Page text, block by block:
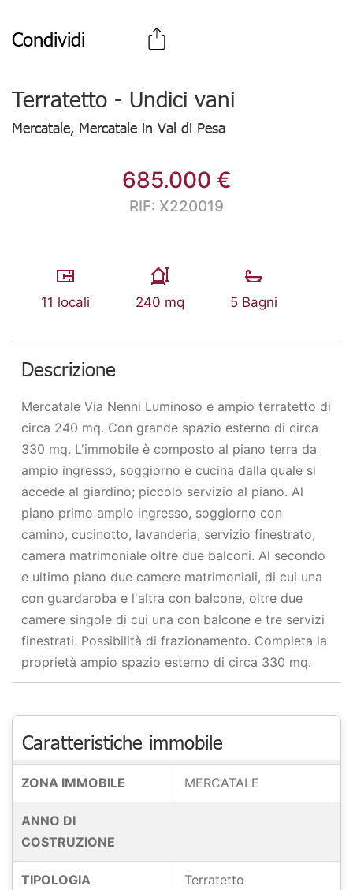
Condividi
Terratetto - Undici vani
Mercatale, Mercatale in Val di Pesa
685.000 €
RIF: X220019
11 locali 240 mq 5 Bagni
Descrizione
Mercatale Via Nenni Luminoso e ampio terratetto di
circa 240 mq. Con grande spazio esterno di circa
330 mq. L'immobile è composto al piano terra da
ampio ingresso, soggiorno e cucina dalla quale si
accede al giardino; piccolo servizio al piano. Al
piano primo ampio ingresso, soggiorno con
camino, cucinotto, lavanderia, servizio finestrato,
camera matrimoniale oltre due balconi. Al secondo
e ultimo piano due camere matrimoniali, di cui una
con guardaroba e l'altra con balcone, oltre due
camere singole di cui una con balcone e tre servizi
finestrati. Possibilità di frazionamento. Completa la
proprietà ampio spazio esterno di circa 330 mq.
Caratteristiche immobile
ZONA IMMOBILE MERCATALE
ANNO DI
COSTRUZIONE
TIPOLOGIA Terratetto